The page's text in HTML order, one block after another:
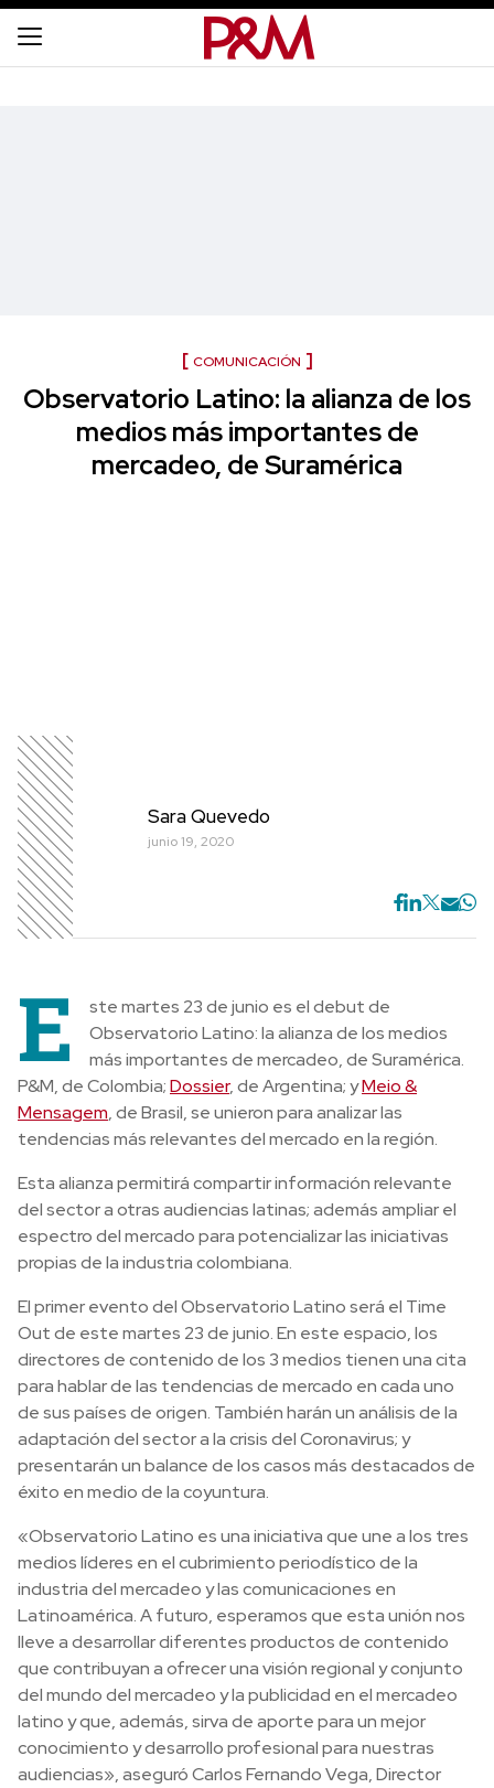
COMUNICACIÓN
Observatorio Latino: la alianza de los
medios más importantes de
mercadeo, de Suramérica
Sara Quevedo
junio 19, 2020
E
ste martes 23 de junio es el debut de
Observatorio Latino: la alianza de los medios
más importantes de mercadeo, de Suramérica.
P&M, de Colombia;Dossier, de Argentina; yMeio &
Mensagem, de Brasil, se unieron para analizar las
tendencias más relevantes del mercado en la región.
Esta alianza permitirá compartir información relevante
del sector a otras audiencias latinas; además ampliar el
espectro del mercado para potencializar las iniciativas
propias de la industria colombiana.
El primer evento del Observatorio Latino será el Time
Out de este martes 23 de junio. En este espacio, los
directores de contenido de los 3 medios tienen una cita
para hablar de las tendencias de mercado en cada uno
de sus países de origen. También harán un análisis de la
adaptación del sector a la crisis del Coronavirus; y
presentarán un balance de los casos más destacados de
éxito en medio de la coyuntura.
«Observatorio Latino es una iniciativa que une a los tres
medios líderes en el cubrimiento periodístico de la
industria del mercadeo y las comunicaciones en
Latinoamérica. A futuro, esperamos que esta unión nos
lleve a desarrollar diferentes productos de contenido
que contribuyan a ofrecer una visión regional y conjunto
del mundo del mercadeo y la publicidad en el mercadeo
latino y que, además, sirva de aporte para un mejor
conocimiento y desarrollo profesional para nuestras
audiencias», aseguró Carlos Fernando Vega, Director